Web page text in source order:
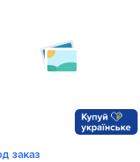
заказ